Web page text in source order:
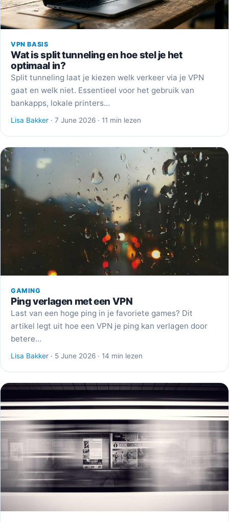
VPN BASIS
Wat is split tunneling en hoe stel je het
optimaal in?
Split tunneling laat je kiezen welk verkeer via je VPN
gaat en welk niet. Essentieel voor het gebruik van
bankapps, lokale printers…
Lisa Bakker · 7 June 2026 · 11 min lezen
GAMING
Ping verlagen met een VPN
Last van een hoge ping in je favoriete games? Dit
artikel legt uit hoe een VPN je ping kan verlagen door
betere…
Lisa Bakker · 5 June 2026 · 14 min lezen